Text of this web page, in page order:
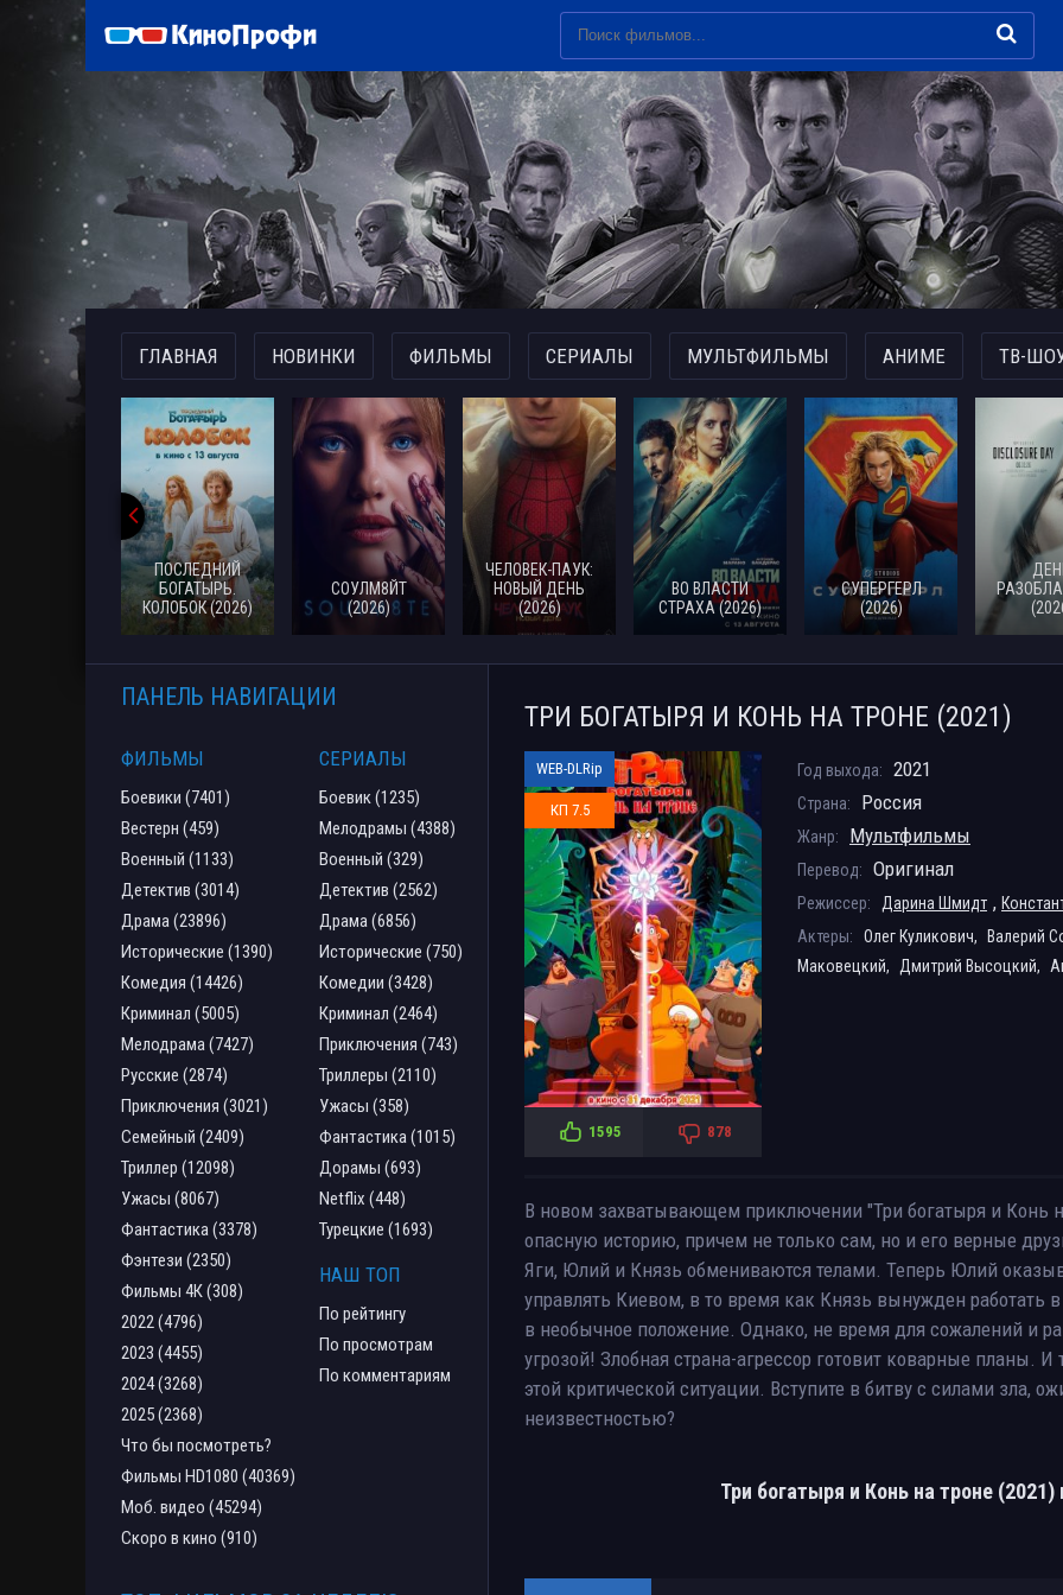
ГЛАВНАЯ НОВИНКИ ФИЛЬМЫ СЕРИАЛЫ МУЛЬТФИЛЬМЫ АНИМЕ ТВ-
ПОСЛЕДНИЙ
БОГАТЫРЬ.
КОЛОБОК (2026)
СОУЛМ8ЙТ
(2026)
ЧЕЛОВЕК-ПАУК:
НОВЫЙ ДЕНЬ
(2026)
ВО ВЛАСТИ
СТРАХА (2026)
СУПЕРГЕРЛ
(2026)
ТРИ БОГАТЫРЯ И КОНЬ НА ТРОНЕ (2021)
WEB-DLRip
КП 7.5
1595 878
Год выхода: 2021
Страна: Россия
Жанр: Мультфильмы
Перевод: Оригинал
Режиссер: Дарина Шмидт ,
Актеры:
Олег Куликович,
Валерий
Маковецкий,
Дмитрий Высоцкий,
В новом захватывающем приключении "Три богатыря и Конь
опасную историю, причем не только сам, но и его верные
Яги, Юлий и Князь обмениваются телами. Теперь Юлий
управлять Киевом, в то время как Князь вынужден работать
в необычное положение. Однако, не время для сожалений и
угрозой! Злобная страна-агрессор готовит коварные планы.
этой критической ситуации. Вступите в битву с силами зла,
неизвестностью?
Три богатыря и Конь на троне
ПАНЕЛЬ НАВИГАЦИИ
ФИЛЬМЫ
Боевики (7401)
Вестерн (459)
Военный (1133)
Детектив (3014)
Драма (23896)
Исторические (1390)
Комедия (14426)
Криминал (5005)
Мелодрама (7427)
Русские (2874)
Приключения (3021)
Семейный (2409)
Триллер (12098)
Ужасы (8067)
Фантастика (3378)
Фэнтези (2350)
Фильмы 4К (308)
2022 (4796)
2023 (4455)
2024 (3268)
2025 (2368)
Что бы посмотреть?
Фильмы HD1080 (40369)
Моб. видео (45294)
Скоро в кино (910)
СЕРИАЛЫ
Боевик (1235)
Мелодрамы (4388)
Военный (329)
Детектив (2562)
Драма (6856)
Исторические (750)
Комедии (3428)
Криминал (2464)
Приключения (743)
Триллеры (2110)
Ужасы (358)
Фантастика (1015)
Дорамы (693)
Netflix (448)
Турецкие (1693)
НАШ ТОП
По рейтингу
По просмотрам
По комментариям